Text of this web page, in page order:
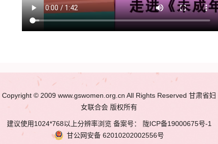
Copyright © 2009 www.gswomen.org.cn All Rights Reserved 甘肃省妇
女联合会 版权所有
建议使用1024*768以上分辨率浏览 备案号：
陇ICP备19000675号-1
甘公网安备62010202002556号